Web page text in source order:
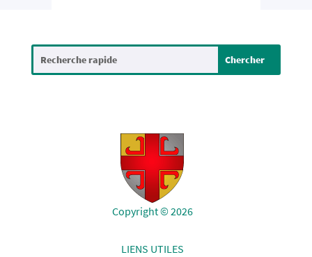
Copyright © 2026
LIENS UTILES